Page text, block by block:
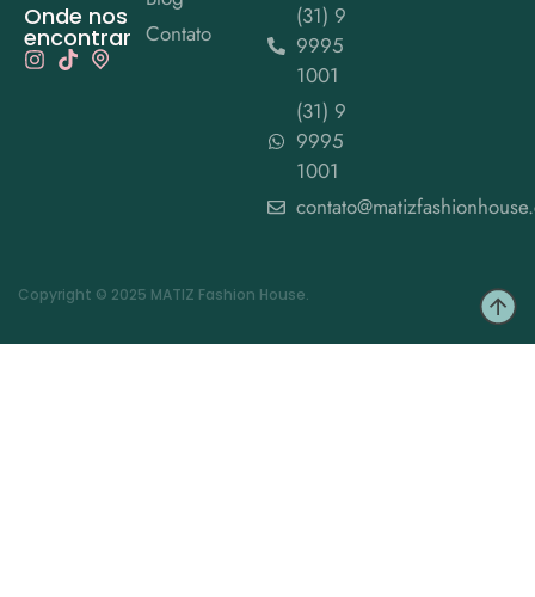
Onde nos
encontrar Contato
(31) 9
9995
1001
(31) 9
9995
1001
Copyright © 2025 MATIZ Fashion House.